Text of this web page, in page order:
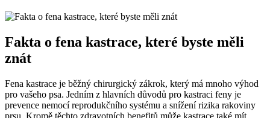
Fakta o fena kastrace, které byste měli
znát
Fena kastrace je běžný chirurgický zákrok, který má mnoho výhod
pro vašeho psa. Jedním z hlavních důvodů pro kastraci feny je
prevence nemocí reprodukčního systému a snížení rizika rakoviny
prsu. Kromě těchto zdravotních benefitů může kastrace také mít